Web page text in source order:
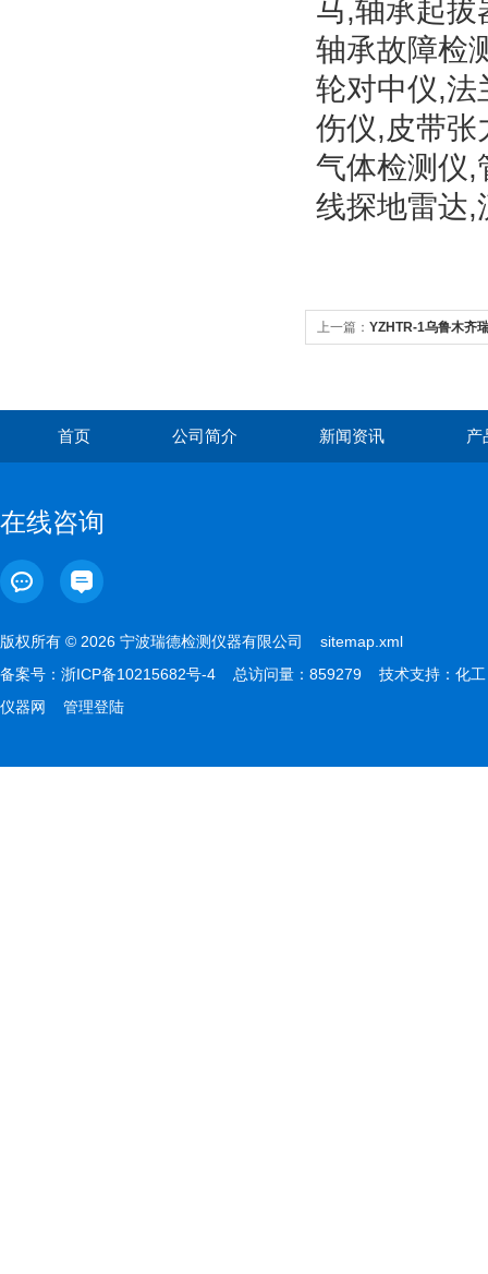
马,轴承起拔
轴承故障检
轮对中仪,法
伤仪,皮带张
气体检测仪,
线探地雷达,
上一篇： YZHTR-1乌鲁木齐
首页 公司简介 新闻资讯 产
在线咨询
版权所有 © 2026 宁波瑞德检测仪器有限公司 sitemap.xml
备案号： 浙ICP备10215682号-4 总访问量：859279 技术支持： 化工
仪器网
管理登陆